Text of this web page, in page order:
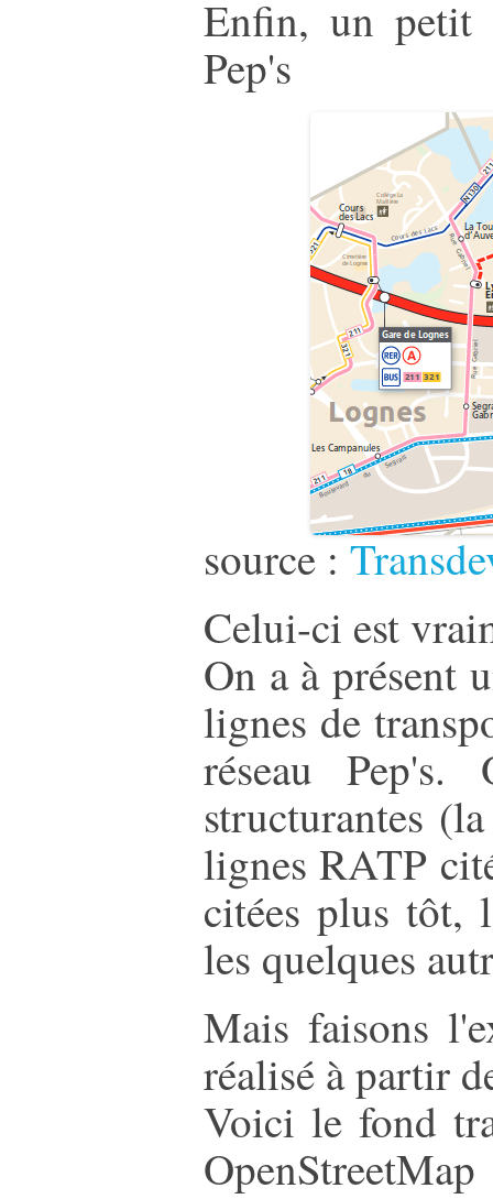
Enfin, un petit
Pep's
source :
Celui-ci est
On a à présent
lignes de
réseau
structurantes
lignes RATP
citées plus tôt,
les quelques
Mais faisons
réalisé à partir
Voici le fond
OpenStreetMap